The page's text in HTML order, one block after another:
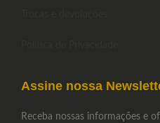
Assine nossa
Receba nossas informações e